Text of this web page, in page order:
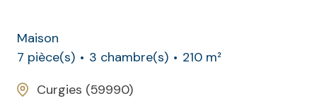
Maison
7 pièce(s)
3 chambre(s)
210 m²
Curgies (59990)